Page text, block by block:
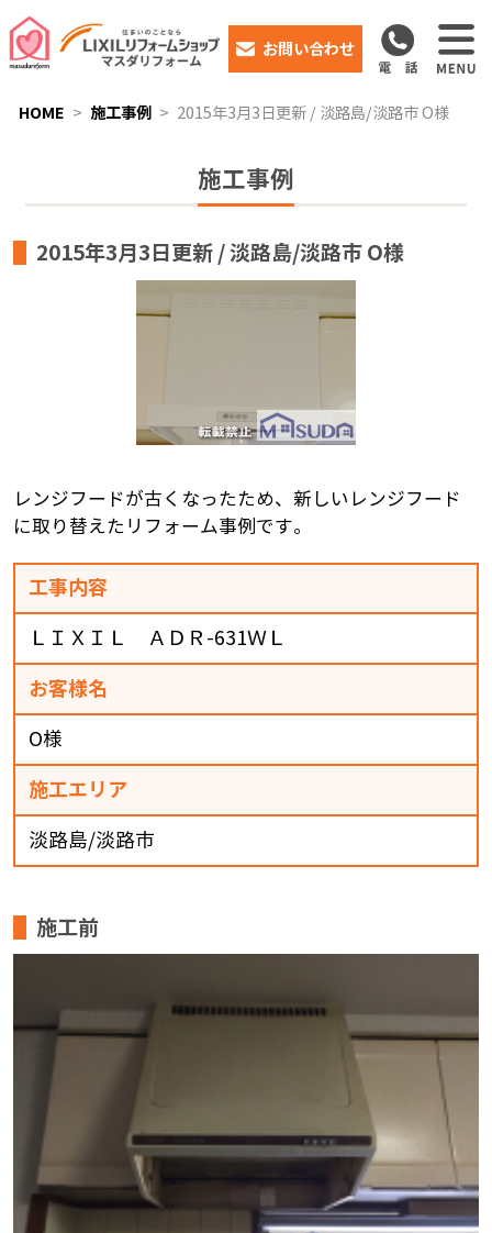
お問い合わせ
HOME 施工事例 2015年3月3日更新 / 淡路島/淡路市 O様
施工事例
2015年3月3日更新 / 淡路島/淡路市 O様
レンジフードが古くなったため、新しいレンジフード
に取り替えたリフォーム事例です。
工事内容
ＬＩＸＩＬ ＡＤＲ-631ＷＬ
お客様名
O様
施工エリア
淡路島/淡路市
施工前